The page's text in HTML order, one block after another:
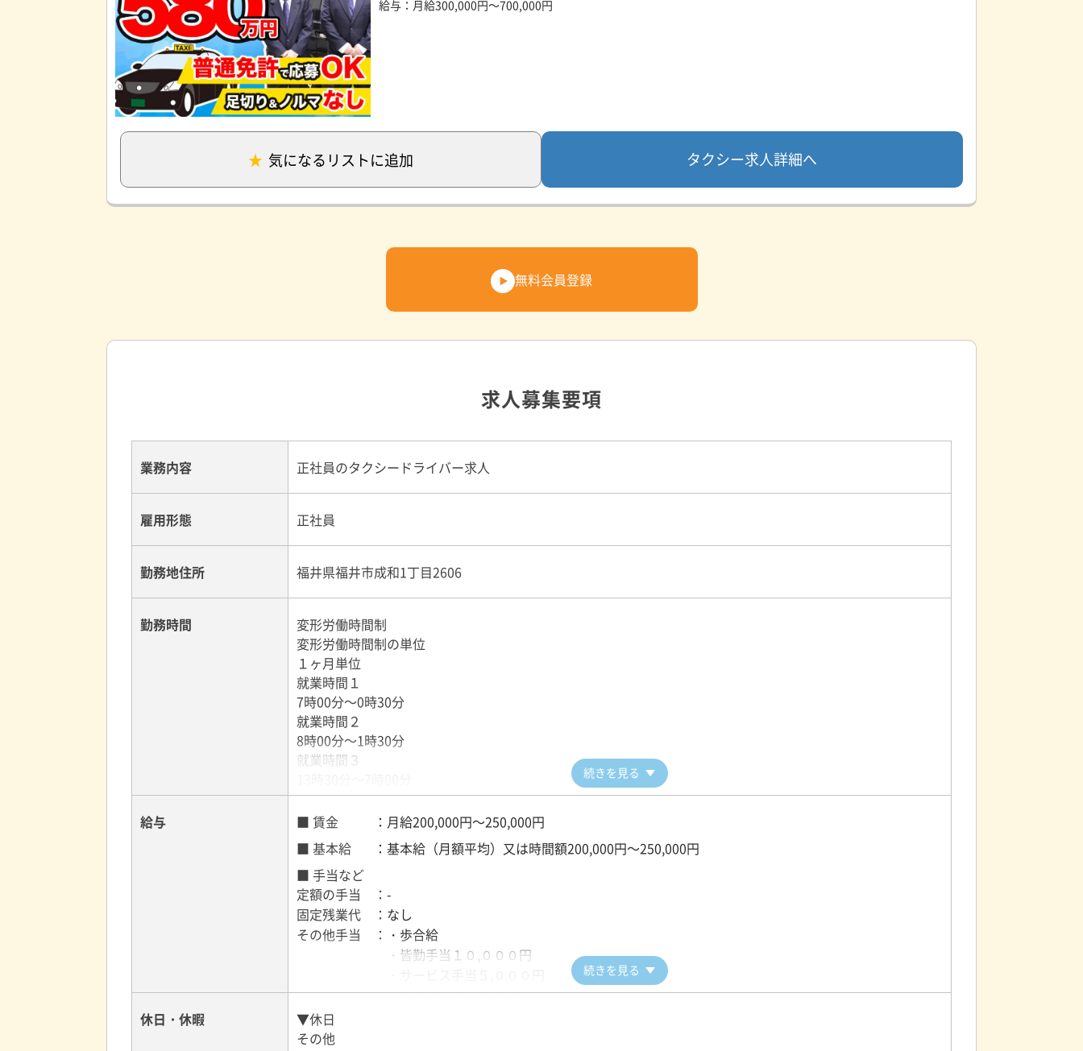
給与：月給300,000円～700,000円
気になるリストに追加 タクシー求人詳細へ
無料会員登録
求人募集要項
業務内容 正社員のタクシードライバー求人
雇用形態 正社員
勤務地住所 福井県福井市成和1丁目2606
勤務時間
変形労働時間制
変形労働時間制の単位
１ヶ月単位
就業時間１
7時00分～0時30分
就業時間２
8時00分～1時30分
就業時間３
就業時間に関する特記事項
週４０時間以内
続きを見る
給与 ■ 賃金 ： 月給200,000円～250,000円
■ 基本給
： 基本給（月額平均）又は時間額200,000円～250,000円
■ 手当など
定額の手当 ： -
固定残業代 ： なし
その他手当 ： ・歩合給
・皆勤手当１０,０００円
・無事故手当５,０００円
■ 賃金形態
続きを見る
休日・休暇
▼休日
その他